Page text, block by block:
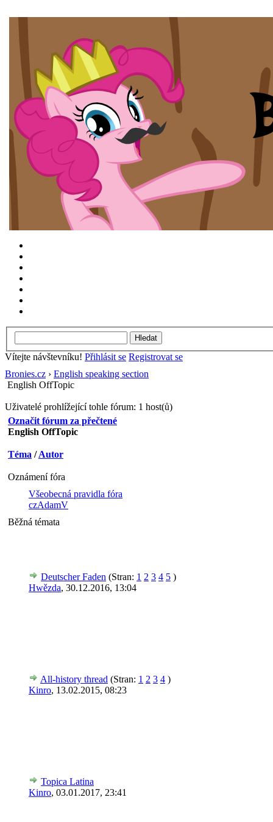
Vítejte návštevníku! Přihlásit se Registrovat se
Bronies.cz › English speaking section
English OffTopic
Uživatelé prohlížející tohle fórum: 1 host(ů)
Označit fórum za přečtené
English OffTopic
Téma /Autor
Oznámení fóra
Všeobecná pravidla fóra
czAdamV
Běžná témata
Deutscher Faden (Stran: 1 2 3 4 5 )
Hwězda, 30.12.2016, 13:04
All-history thread (Stran: 1 2 3 4 )
Kinro, 13.02.2015, 08:23
Topica Latina
Kinro, 03.01.2017, 23:41